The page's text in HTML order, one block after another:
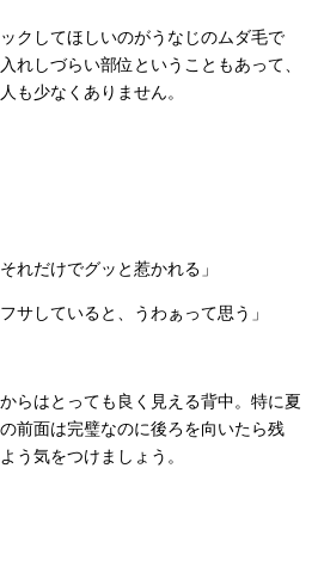
クしてほしいのがうなじのムダ毛で
れしづらい部位ということもあって、
も少なくありません。
れだけでグッと惹かれる」
サしていると、うわぁって思う」
らはとっても良く見える背中。特に夏
前面は完璧なのに後ろを向いたら残
う気をつけましょう。